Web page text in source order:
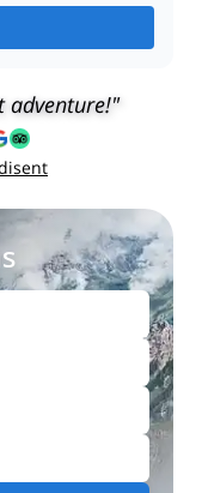
adventure!"